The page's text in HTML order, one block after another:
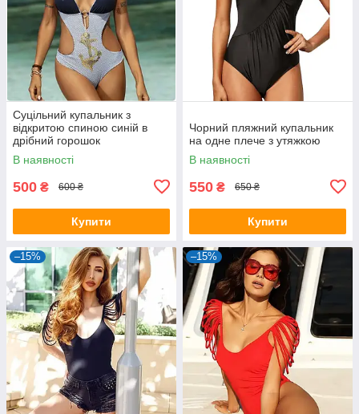
Суцільний купальник з
відкритою спиною синій в
дрібний горошок
В наявності
500 ₴ 600 ₴
Купити
Чорний пляжний купальник
на одне плече з утяжкою
В наявності
550 ₴ 650 ₴
Купити
–15% –15%